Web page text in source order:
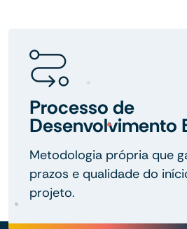
Processo de
Desenvolvimento
Metodologia própria que
prazos e qualidade do
projeto.